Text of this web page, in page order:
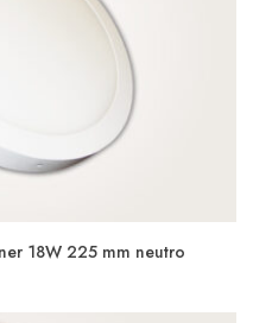
18W 225 mm neutro